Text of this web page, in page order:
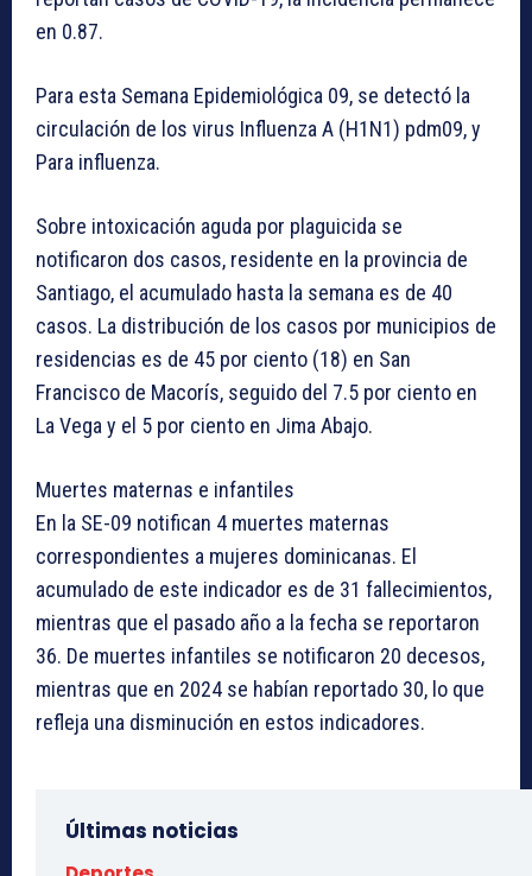
en 0.87.
Para esta Semana Epidemiológica 09, se detectó la
circulación de los virus Influenza A (H1N1) pdm09, y
Para influenza.
Sobre intoxicación aguda por plaguicida se
notificaron dos casos, residente en la provincia de
Santiago, el acumulado hasta la semana es de 40
casos. La distribución de los casos por municipios de
residencias es de 45 por ciento (18) en San
Francisco de Macorís, seguido del 7.5 por ciento en
La Vega y el 5 por ciento en Jima Abajo.
Muertes maternas e infantiles
En la SE-09 notifican 4 muertes maternas
correspondientes a mujeres dominicanas. El
acumulado de este indicador es de 31 fallecimientos,
mientras que el pasado año a la fecha se reportaron
36. De muertes infantiles se notificaron 20 decesos,
mientras que en 2024 se habían reportado 30, lo que
refleja una disminución en estos indicadores.
Últimas noticias